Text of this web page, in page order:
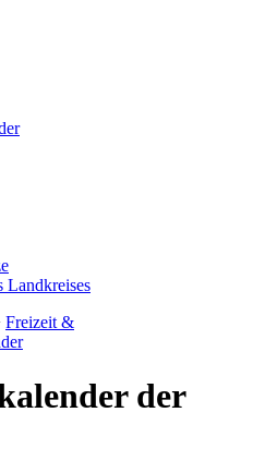
Landkreises
Freizeit &
der